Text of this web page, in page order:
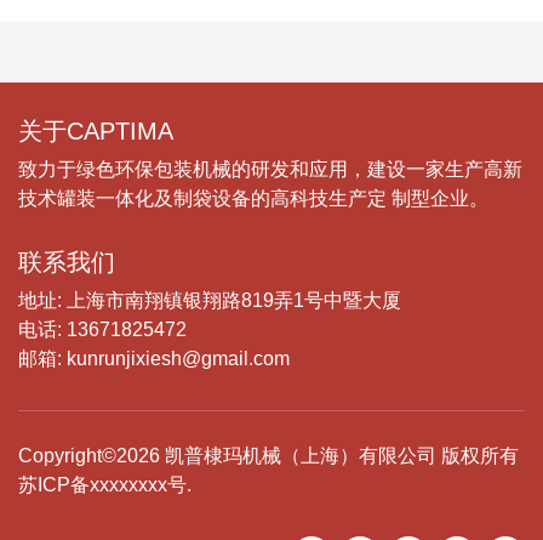
关于CAPTIMA
致力于绿色环保包装机械的研发和应用，建设一家生产高新
技术罐装一体化及制袋设备的高科技生产定 制型企业。
联系我们
地址: 上海市南翔镇银翔路819弄1号中暨大厦
电话: 13671825472
邮箱: kunrunjixiesh@gmail.com
Copyright©2026 凯普棣玛机械（上海）有限公司 版权所有
苏ICP备xxxxxxxx号.